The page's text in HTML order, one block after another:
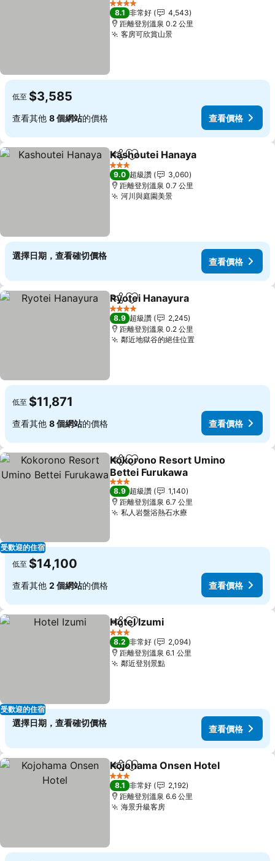
4 星級
8.1 非常好
4,543
距離登別溫泉 0.2 公里
客房可欣賞山景
低至 $3,585
查看其他 8 個網站的價格 查看價格
分享 加入我的最愛
Kashoutei Hanaya
3 星級
9.0 超級讚
3,060
距離登別溫泉 0.7 公里
河川與庭園美景
選擇日期，查看確切價格
查看價格
分享 加入我的最愛
Ryotei Hanayura
4 星級
8.9 超級讚
2,245
距離登別溫泉 0.2 公里
鄰近地獄谷的絕佳位置
低至 $11,871
查看其他 8 個網站的價格 查看價格
受歡迎的住宿
分享 加入我的最愛
Kokorono Resort Umino
Bettei Furukawa
3 星級
8.9 超級讚
1,140
距離登別溫泉 6.7 公里
私人岩盤浴熱石水療
低至 $14,100
查看其他 2 個網站的價格 查看價格
受歡迎的住宿
分享 加入我的最愛
Hotel Izumi
3 星級
8.2 非常好
2,094
距離登別溫泉 6.1 公里
鄰近登別景點
選擇日期，查看確切價格
查看價格
分享 加入我的最愛
Kojohama Onsen Hotel
3 星級
8.1 非常好
2,192
距離登別溫泉 6.6 公里
海景升級客房